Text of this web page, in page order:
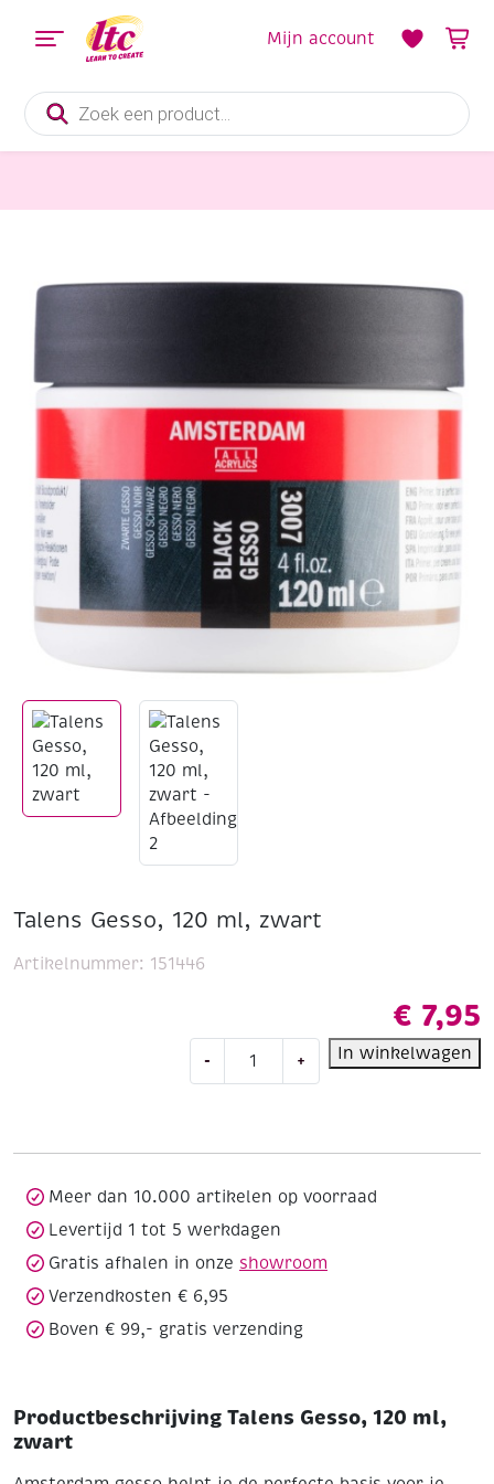
Producten
zoeken
Mijn account
Talens Gesso, 120 ml, zwart
€ 7,95
- + In winkelwagen
Artikelnummer: 151446
Meer dan 10.000 artikelen op voorraad
Levertijd 1 tot 5 werkdagen
Gratis afhalen in onze showroom
Verzendkosten € 6,95
Boven € 99,- gratis verzending
Productbeschrijving Talens Gesso, 120 ml,
zwart